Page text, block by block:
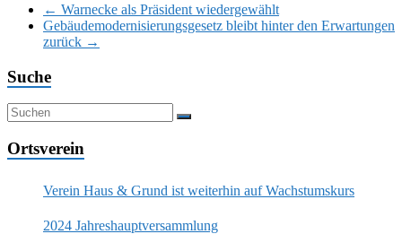
← Warnecke als Präsident wiedergewählt
Gebäudemodernisierungsgesetz bleibt hinter den Erwartungen
zurück →
Suche
Ortsverein
Verein Haus & Grund ist weiterhin auf Wachstumskurs
2024 Jahreshauptversammlung